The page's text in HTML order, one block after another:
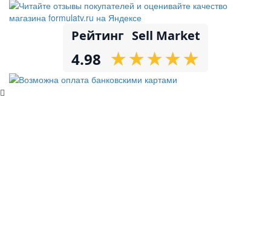
Рейтинг Sell Market
4.98 ★
★★
★★
★★
★★
★